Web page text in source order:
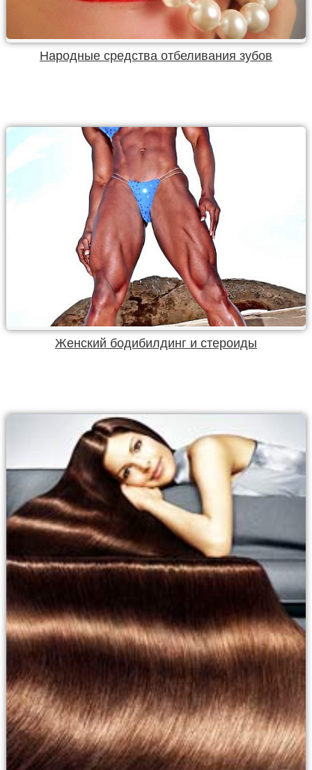
Народные средства отбеливания зубов
Женский бодибилдинг и стероиды